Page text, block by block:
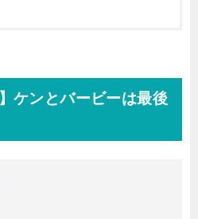
】ケンとバービーは最後